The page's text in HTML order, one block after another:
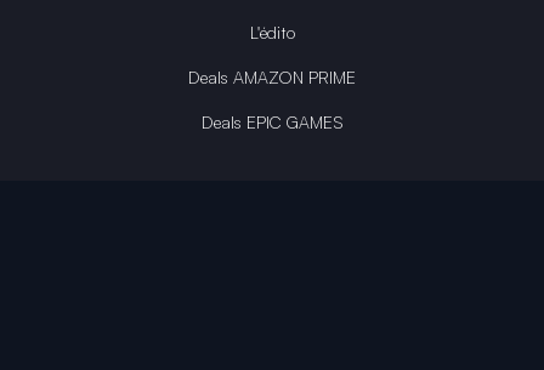
L'édito
Deals AMAZON PRIME
Deals EPIC GAMES